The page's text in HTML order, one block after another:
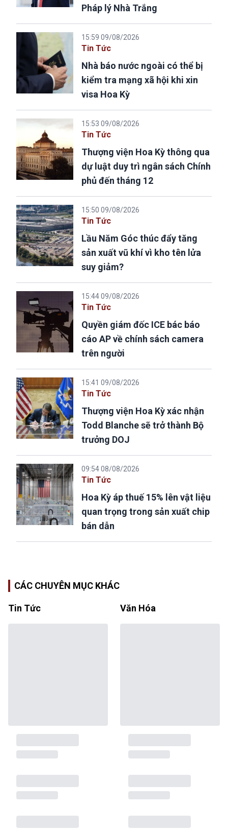
Pháp lý Nhà Trắng
15:59 09/08/2026
Tin Tức
Nhà báo nước ngoài có thể bị
kiểm tra mạng xã hội khi xin
visa Hoa Kỳ
15:53 09/08/2026
Tin Tức
Thượng viện Hoa Kỳ thông qua
dự luật duy trì ngân sách Chính
phủ đến tháng 12
15:50 09/08/2026
Tin Tức
Lầu Năm Góc thúc đẩy tăng
sản xuất vũ khí vì kho tên lửa
suy giảm?
15:44 09/08/2026
Tin Tức
Quyền giám đốc ICE bác báo
cáo AP về chính sách camera
trên người
15:41 09/08/2026
Tin Tức
Thượng viện Hoa Kỳ xác nhận
Todd Blanche sẽ trở thành Bộ
trưởng DOJ
09:54 08/08/2026
Tin Tức
Hoa Kỳ áp thuế 15% lên vật liệu
quan trọng trong sản xuất chip
bán dẫn
CÁC CHUYÊN MỤC KHÁC
Tin Tức Văn Hóa